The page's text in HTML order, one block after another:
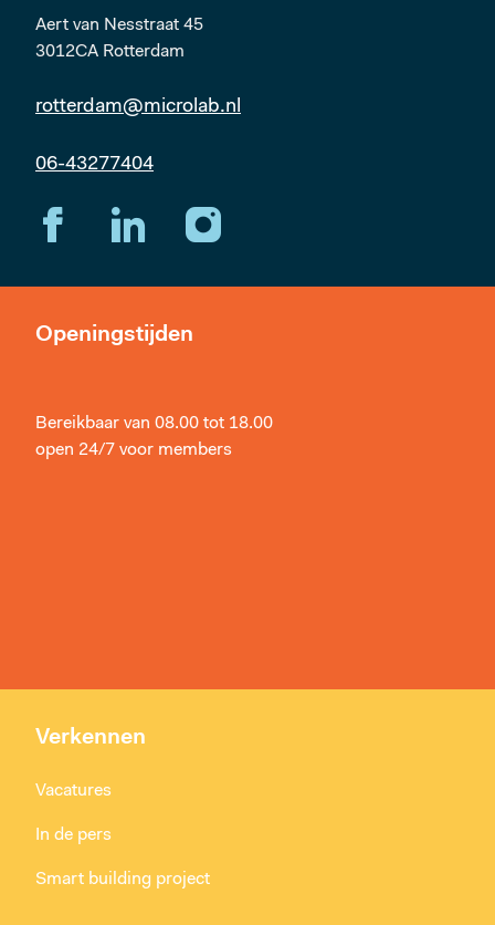
Aert van Nesstraat 45
3012CA Rotterdam
rotterdam@microlab.nl
06-43277404
Openingstijden
Bereikbaar van 08.00 tot 18.00
open 24/7 voor members
Verkennen
Vacatures
In de pers
Smart building project